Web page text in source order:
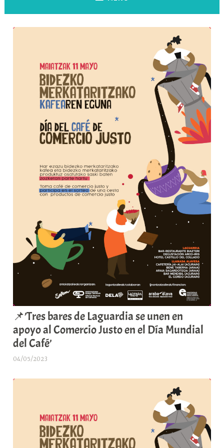
📌’Tres bares de Laguardia se unen en
apoyo al Comercio Justo en el Día Mundial
del Café’
04/05/2023
r
E